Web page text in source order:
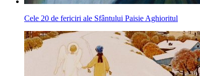
Cele 20 de fericiri ale Sfântului Paisie Aghioritul